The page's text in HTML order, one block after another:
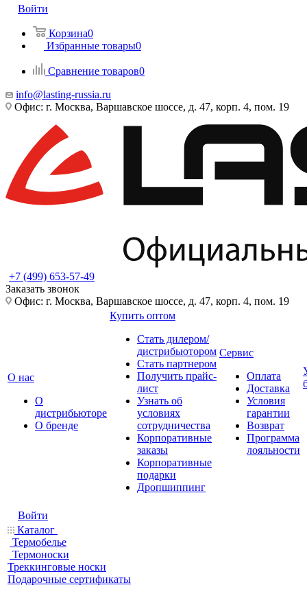
Войти
Корзина0
Избранные товары0
Сравнение товаров0
info@lasting-russia.ru
Офис: г. Москва, Варшавское шоссе, д. 47, корп. 4, пом. 19
+7 (499) 653-57-49
Заказать звонок
Офис: г. Москва, Варшавское шоссе, д. 47, корп. 4, пом. 19
О нас
О
дистрибьюторе
О бренде
Купить оптом
Стать дилером/
дистрибьютором
Стать партнером
Получить прайс-
лист
Узнать об
условиях
сотрудничества
Корпоративные
заказы
Корпоративные
подарки
Дропшиппинг
Сервис
Оплата
Доставка
Условия
гарантии
Возврат
Программа
лояльности
Войти
Каталог
Термобелье
Термоноски
Треккинговые носки
Подарочные сертификаты